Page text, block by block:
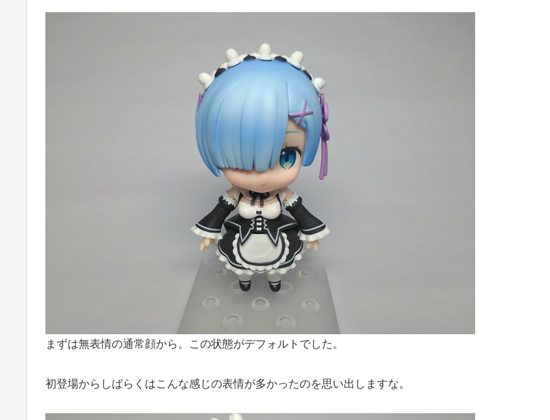
まずは無表情の通常顔から。この状態がデフォルトでした。
初登場からしばらくはこんな感じの表情が多かったのを思い出しますな。